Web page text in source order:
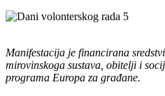
Manifestacija je financirana
mirovinskoga sustava, obitelji i
programa Europa za građane.